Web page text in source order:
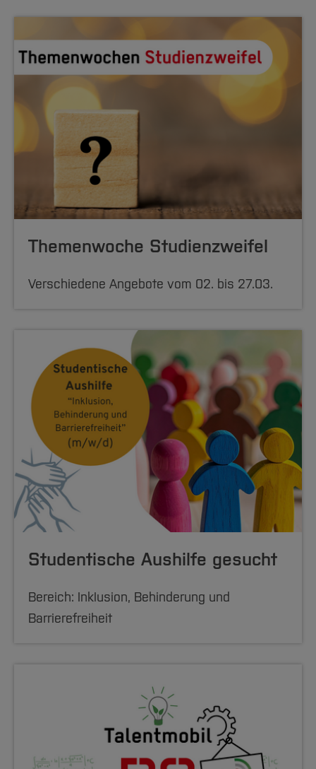
Themenwoche Studienzweifel
Verschiedene Angebote vom 02. bis 27.03.
Studentische Aushilfe gesucht
Bereich: Inklusion, Behinderung und
Barrierefreiheit